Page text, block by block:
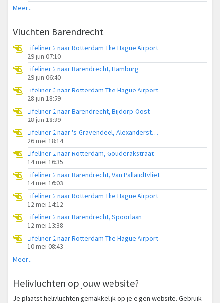
Meer...
Vluchten Barendrecht
Lifeliner 2 naar Rotterdam The Hague Airport
29 jun 07:10
Lifeliner 2 naar Barendrecht, Hamburg
29 jun 06:40
Lifeliner 2 naar Rotterdam The Hague Airport
28 jun 18:59
Lifeliner 2 naar Barendrecht, Bijdorp-Oost
28 jun 18:39
Lifeliner 2 naar 's-Gravendeel, Alexanderstraat
26 mei 18:14
Lifeliner 2 naar Rotterdam, Gouderakstraat
14 mei 16:35
Lifeliner 2 naar Barendrecht, Van Pallandtvliet
14 mei 16:03
Lifeliner 2 naar Rotterdam The Hague Airport
12 mei 14:12
Lifeliner 2 naar Barendrecht, Spoorlaan
12 mei 13:38
Lifeliner 2 naar Rotterdam The Hague Airport
10 mei 08:43
Meer...
Helivluchten op jouw website?
Je plaatst helivluchten gemakkelijk op je eigen website. Gebruik